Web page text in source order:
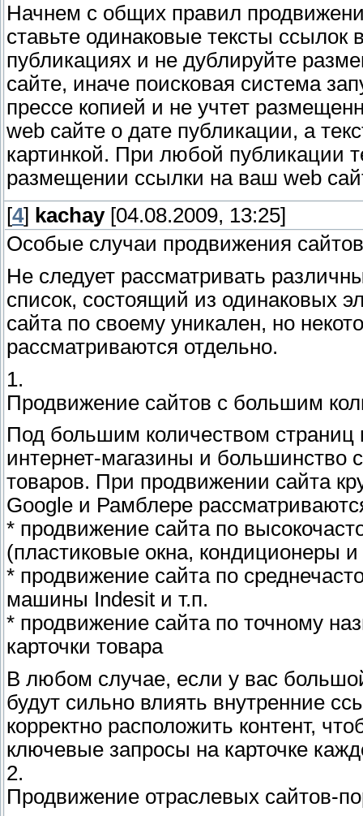
Начнем с общих правил
ставьте одинаковые тексты ссылок
публикациях и не дублируйте
сайте, иначе поисковая система
прессе копией и не учтет
web сайте о дате публикации, а
картинкой. При любой публикации
размещении ссылки на ваш web
[4] kachay[04.08.2009, 13:25]
Особые случаи продвижения сайтов
Не следует рассматривать
список, состоящий из одинаковых
сайта по своему уникален, но
рассматриваются отдельно.
1.
Продвижение сайтов с большим
Под большим количеством
интернет-магазины и большинство
товаров. При продвижении сайта
Google и Рамблере
* продвижение сайта по
(пластиковые окна, кондиционеры и
* продвижение сайта по
машины Indesit и т.п.
* продвижение сайта по точному
карточки товара
В любом случае, если у вас
будут сильно влиять внутренние
корректно расположить контент,
ключевые запросы на карточке
2.
Продвижение отраслевых сайтов-